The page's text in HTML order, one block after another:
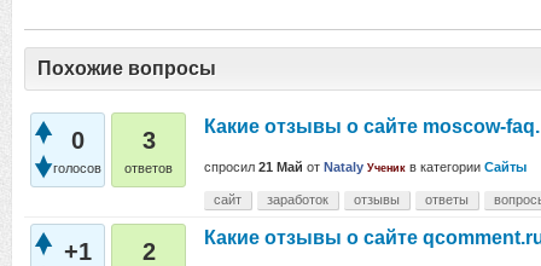
Похожие вопросы
0
голосов
3
ответов
Какие отзывы о сайте moscow-
спросил 21 Май от Nataly Ученик в категории Сайты
сайт заработок отзывы ответы
+1 2
Какие отзывы о сайте